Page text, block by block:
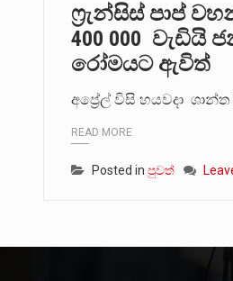
ෆ්‍රැන්සිස් පාප්
400 000 වැඩියි
රෝමයට ඇවිත්
අප්‍රේල් විසි හයවදා
READ MORE
Posted in පුවත්